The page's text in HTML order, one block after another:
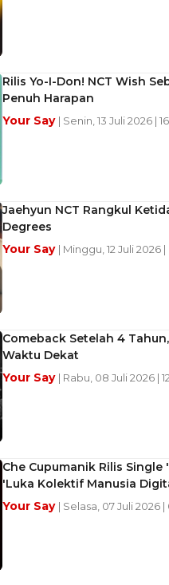
Rilis Yo-I-Don! NCT Wish
Penuh Harapan
Your Say | Senin, 13 Juli 2026 |
Jaehyun NCT Rangkul
Degrees
Your Say | Minggu, 12 Juli 2026
Comeback Setelah 4
Waktu Dekat
Your Say | Rabu, 08 Juli 2026 |
Che Cupumanik Rilis
'Luka Kolektif Manusia
Your Say | Selasa, 07 Juli 2026